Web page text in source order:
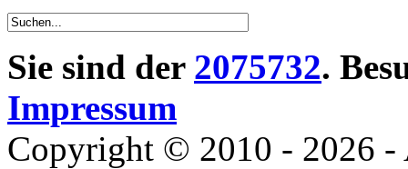
Sie sind der 2075732.
Impressum
Copyright © 2010 - 2026 -